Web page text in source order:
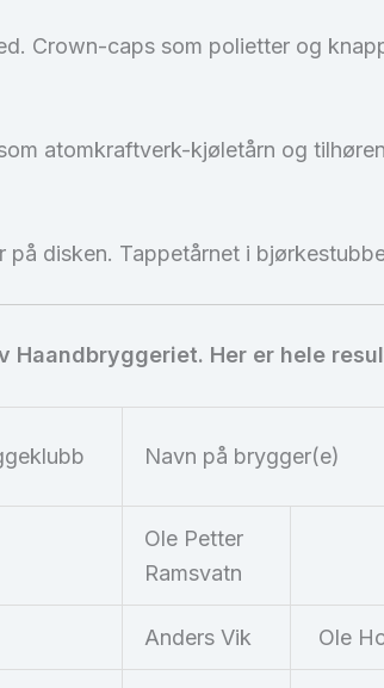
Crown-caps som polietter og
atomkraftverk-kjøletårn og
disken. Tappetårnet i
Haandbryggeriet. Her er hele
Navn på brygger(e)
Ole Petter
Ramsvatn
Anders Vik Ole